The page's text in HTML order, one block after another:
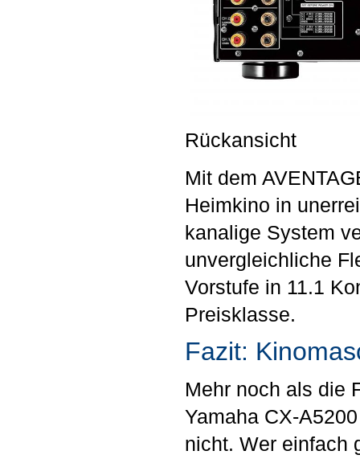
Rückansicht
Mit dem
Heimkino in
kanalige System
unvergleichliche
Vorstufe in 11.1
Preisklasse.
Fazit:
Mehr noch als die
Yamaha CX-
nicht. Wer einfach